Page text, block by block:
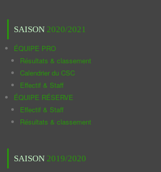
SAISON 2020/2021
ÉQUIPE PRO
Résultats & classement
Calendrier du CSC
Effectif & Staff
ÉQUIPE RÉSERVE
Effectif & Staff
Résultats & classement
SAISON 2019/2020